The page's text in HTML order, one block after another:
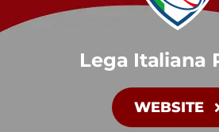
Lega Italiana
WEBSITE